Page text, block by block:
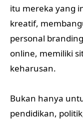
itu mereka yang
kreatif,
personal
online, memiliki
keharusan.
Bukan hanya
pendidikan,